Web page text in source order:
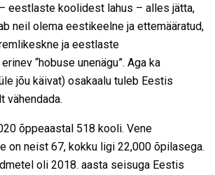
eestlaste koolidest lahus – alles jätta,
neil olema eestikeelne ja ettemääratud,
ja eestlaste
“hobuse unenägu”. Aga ka
jõu käivat) osakaalu tuleb Eestis
vähendada.
õppeaastal 518 kooli. Vene
on neist 67, kokku ligi 22,000 õpilasega.
oli 2018. aasta seisuga Eestis